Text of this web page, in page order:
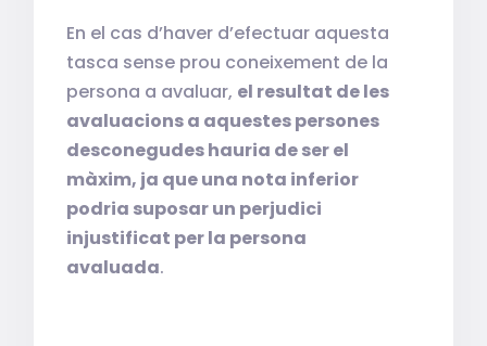
En el cas d’haver d’efectuar aquesta
tasca sense prou coneixement de la
persona a avaluar, el resultat de les
avaluacions a aquestes persones
desconegudes hauria de ser el
màxim, ja que una nota inferior
podria suposar un perjudici
injustificat per la persona
avaluada.